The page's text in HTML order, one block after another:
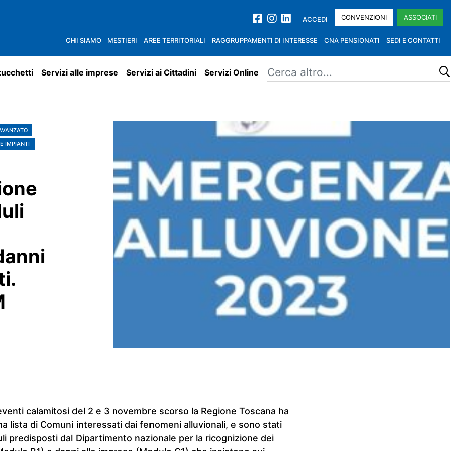
ACCEDI CONVENZIONI ASSOCIATI
CHI SIAMO MESTIERI AREE TERRITORIALI RAGGRUPPAMENTI DI INTERESSE CNA PENSIONATI SEDI E CONTATTI
Servizi alle imprese Servizi ai Cittadini Servizi Online
IMPIANTI
calamitosi del 2 e 3 novembre scorso la Regione Toscana ha
lista di Comuni interessati dai fenomeni alluvionali, e sono stati
predisposti dal Dipartimento nazionale per la ricognizione dei